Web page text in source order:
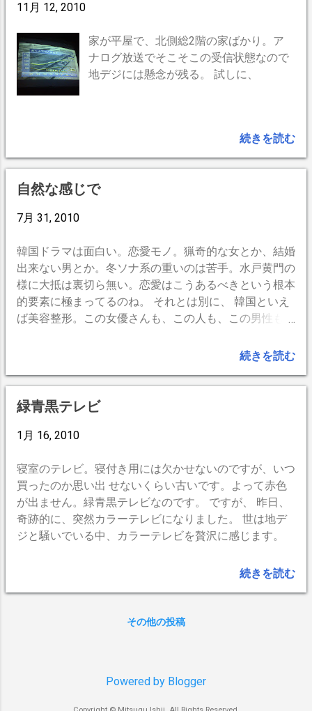
11月 12, 2010
家が平屋で、北側総2階の家ばかり。ア
ナログ放送でそこそこの受信状態なので
地デジには懸念が残る。 試しに、
続きを読む
自然な感じで
7月 31, 2010
韓国ドラマは面白い。恋愛モノ。猟奇的な女とか、結婚
出来ない男とか。冬ソナ系の重いのは苦手。水戸黄門の
様に大抵は裏切ら無い。恋愛はこうあるべきという根本
的要素に極まってるのね。 それとは別に、 韓国といえ
ば美容整形。この女優さんも、この人も、この男性も、
いし。そのうち、美容院へ行くくらいの軽い感覚で行っ
か。松嶋菜々子さん風？」 「ん〜、もう少し自然な感
じがいいわ」 「それでは…、だいたひかるさん…くわば
中？自然過ぎ？ワイルド？」 -- BlogPress,iPhone --
続きを読む
緑青黒テレビ
1月 16, 2010
寝室のテレビ。寝付き用には欠かせないのですが、いつ
買ったのか思い出 せないくらい古いです。よって赤色
が出ません。緑青黒テレビなのです。 ですが、 昨日、
奇跡的に、突然カラーテレビになりました。 世は地デ
ジと騒いでいる中、カラーテレビを贅沢に感じます。
続きを読む
その他の投稿
Powered by Blogger